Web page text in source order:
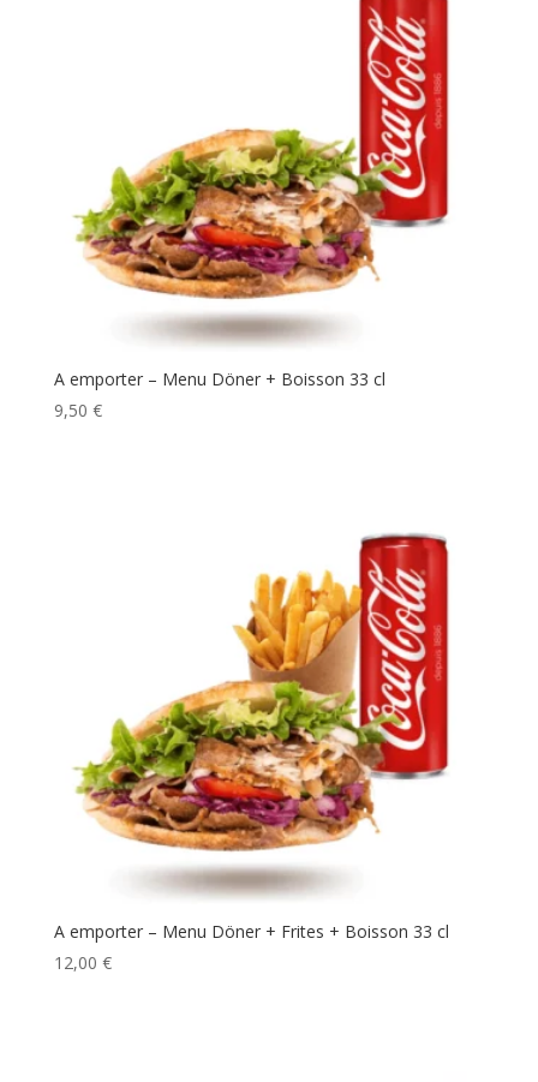
A emporter – Menu Döner + Boisson 33 cl
9,50 €
A emporter – Menu Döner + Frites + Boisson 33 cl
12,00 €